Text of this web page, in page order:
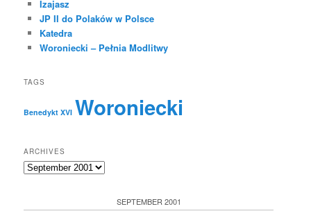
Izajasz
JP II do Polaków w Polsce
Katedra
Woroniecki – Pełnia Modlitwy
TAGS
Benedykt XVI Woroniecki
ARCHIVES
Archives
SEPTEMBER 2001